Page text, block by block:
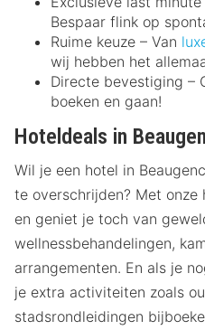
Bespaar flink op
Ruime keuze – Van
wij hebben het
Directe bevestiging –
boeken en gaan!
Hoteldeals in
Wil je een hotel in
te overschrijden? Met
en geniet je toch van
wellnessbehandelingen,
arrangementen. En als je
je extra activiteiten zoals
stadsrondleidingen